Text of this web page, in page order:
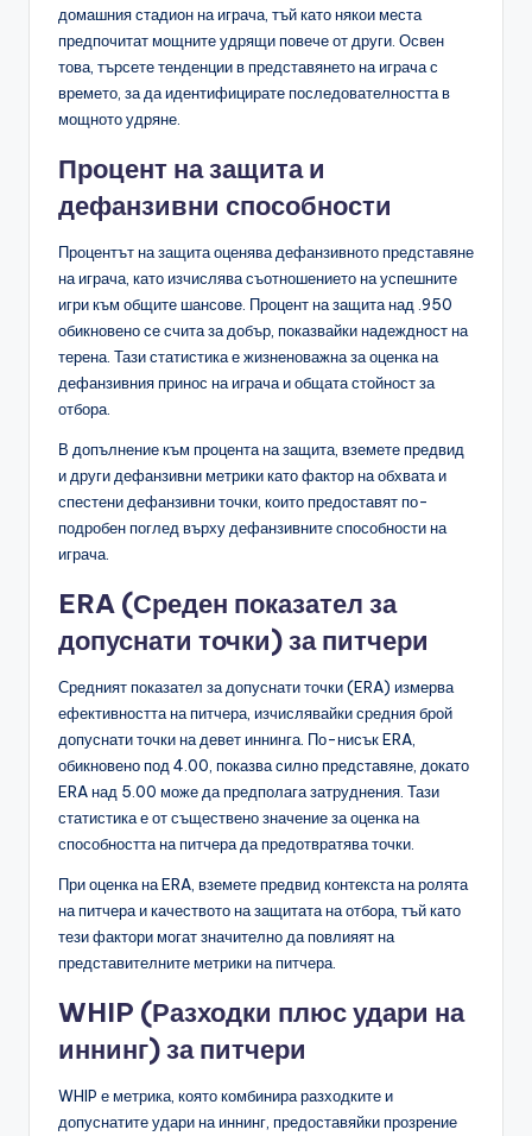
домашния стадион на играча, тъй като някои места
предпочитат мощните удрящи повече от други. Освен
това, търсете тенденции в представянето на играча с
времето, за да идентифицирате последователността в
мощното удряне.
Процент на защита и
дефанзивни способности
Процентът на защита оценява дефанзивното представяне
на играча, като изчислява съотношението на успешните
игри към общите шансове. Процент на защита над .950
обикновено се счита за добър, показвайки надеждност на
терена. Тази статистика е жизненоважна за оценка на
дефанзивния принос на играча и общата стойност за
отбора.
В допълнение към процента на защита, вземете предвид
и други дефанзивни метрики като фактор на обхвата и
спестени дефанзивни точки, които предоставят по-
подробен поглед върху дефанзивните способности на
играча.
ERA (Среден показател за
допуснати точки) за питчери
Средният показател за допуснати точки (ERA) измерва
ефективността на питчера, изчислявайки средния брой
допуснати точки на девет иннинга. По-нисък ERA,
обикновено под 4.00, показва силно представяне, докато
ERA над 5.00 може да предполага затруднения. Тази
статистика е от съществено значение за оценка на
способността на питчера да предотвратява точки.
При оценка на ERA, вземете предвид контекста на ролята
на питчера и качеството на защитата на отбора, тъй като
тези фактори могат значително да повлияят на
представителните метрики на питчера.
WHIP (Разходки плюс удари на
иннинг) за питчери
WHIP е метрика, която комбинира разходките и
допуснатите удари на иннинг, предоставяйки прозрение